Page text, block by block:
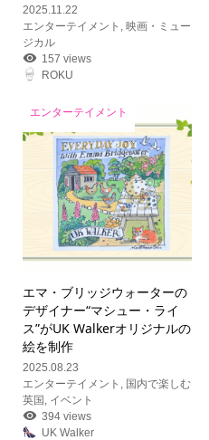
2025.11.22
エンターテイメント , 映画・ミュー
ジカル
157 views
ROKU
エンターテイメント
エマ・ブリッジウォーターの
デザイナー“マシュー・ライ
ス”がUK Walkerオリジナルの
絵を制作
2025.08.23
エンターテイメント
国内で楽しむ
英国 イベント
394 views
UK Walker